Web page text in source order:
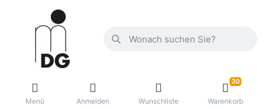
Menü Anmelden Wunschliste
30
Warenkorb